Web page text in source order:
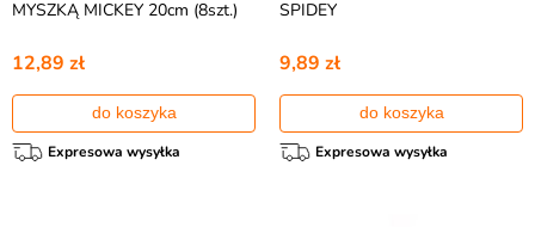
MYSZKĄ MICKEY 20cm (8szt.)
12,89 zł
do koszyka
Expresowa wysyłka
SPIDEY
9,89 zł
do koszyka
Expresowa wysyłka